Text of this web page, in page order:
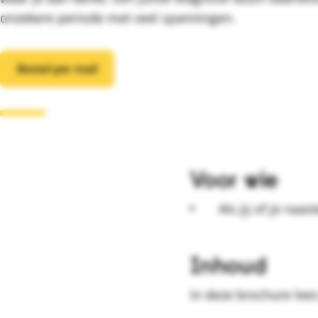
onzekere periode met veel spanningen.
Bestel per mail
Voor wie
Als jij of je
Inhoud
In deze brochure